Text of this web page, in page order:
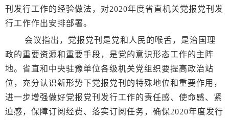
刊发行工作的经验做法，对2020年度省直机关党报党刊发
行工作作出安排部署。
会议指出，党报党刊是党和人民的喉舌，是治国理
政的重要资源和重要手段，是党的意识形态工作的主阵
地。省直和中央驻豫单位各级机关党组织要提高政治站
位，充分认识新形势下党报党刊的特殊地位和重要作用，
进一步增强做好党报党刊发行工作的责任感、使命感、紧
迫感，保障订阅经费、落实订阅任务，确保2020年度发行